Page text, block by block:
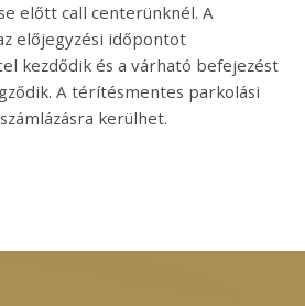
előtt call centerünknél. A
előjegyzési időpontot
kezdődik és a várható befejezést
A térítésmentes parkolási
kerülhet.